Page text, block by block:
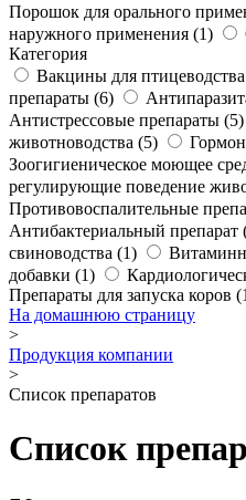
Порошок для орального
наружного применения (1)
Категория
Вакцины для
препараты (6)
Антистрессовые препараты (5)
животноводства (5)
Зоогигиеническое моющее
регулирующие поведение
Противовоспалительные
Антибактериальный препарат
свиноводства (1)
добавки (1)
Препараты для запуска коров
На домашнюю страницу
>
Продукция компании
>
Список препаратов
Список